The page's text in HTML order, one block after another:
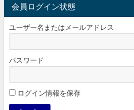
会員ログイン状態
ユーザー名またはメールアドレス
パスワード
ログイン情報を保存